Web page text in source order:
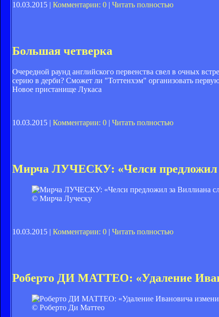
10.03.2015 | Комментарии: 0 | Читать полностью
Большая четверка
Очередной раунд английского первенства свел в очных
серию в дерби? Сможет ли "Тоттенхэм" организовать
Новое пристанище Лукаса
10.03.2015 | Комментарии: 0 | Читать полностью
Мирча ЛУЧЕСКУ: «Челси предложил
© Мирча Луческу
10.03.2015 | Комментарии: 0 | Читать полностью
Роберто ДИ МАТТЕО: «Удаление
© Роберто Ди Маттео